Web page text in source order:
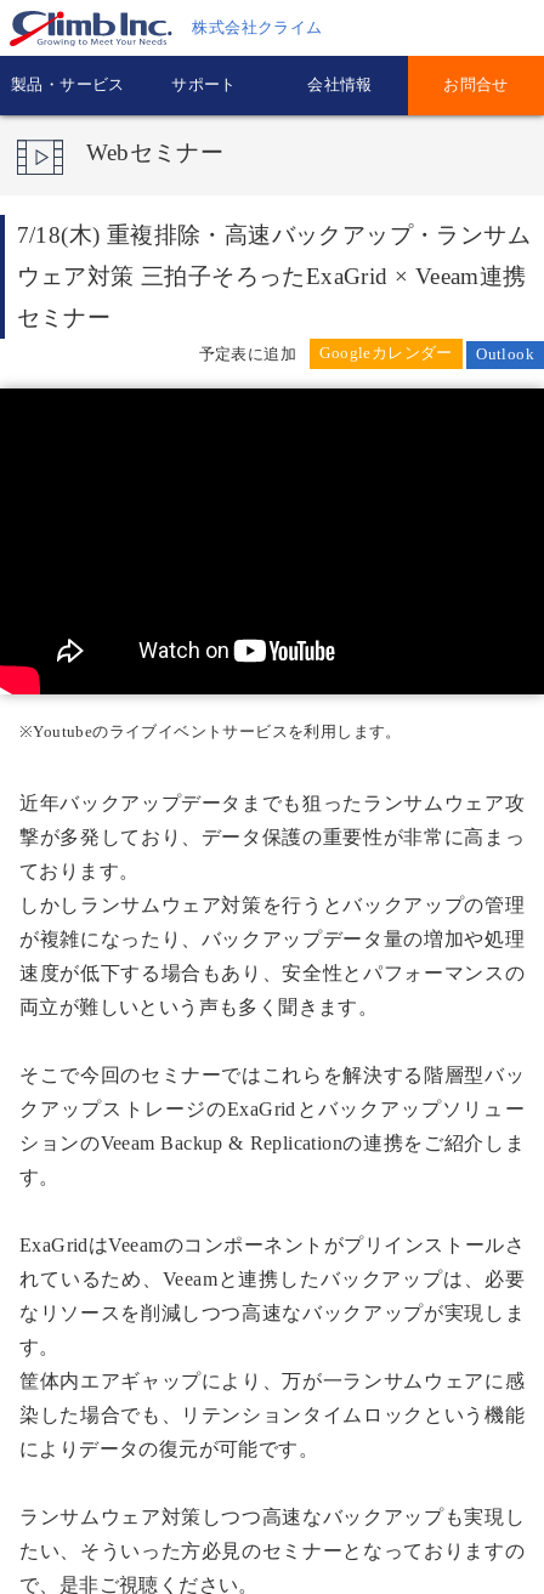
株式会社クライム
製品・サービス サポート 会社情報 お問合せ
Webセミナー
7/18(木) 重複排除・高速バックアップ・ランサム
ウェア対策 三拍子そろったExaGrid × Veeam連携
セミナー
予定表に追加 Outlook
※Youtubeのライブイベントサービスを利用します。
近年バックアップデータまでも狙ったランサムウェア攻
撃が多発しており、データ保護の重要性が非常に高まっ
ております。
しかしランサムウェア対策を行うとバックアップの管理
が複雑になったり、バックアップデータ量の増加や処理
速度が低下する場合もあり、安全性とパフォーマンスの
両立が難しいという声も多く聞きます。
そこで今回のセミナーではこれらを解決する階層型バッ
クアップストレージのExaGridとバックアップソリュー
ションのVeeam Backup & Replicationの連携をご紹介しま
す。
ExaGridはVeeamのコンポーネントがプリインストールさ
れているため、Veeamと連携したバックアップは、必要
なリソースを削減しつつ高速なバックアップが実現しま
す。
筐体内エアギャップにより、万が一ランサムウェアに感
染した場合でも、リテンションタイムロックという機能
によりデータの復元が可能です。
ランサムウェア対策しつつ高速なバックアップも実現し
たい、そういった方必見のセミナーとなっておりますの
で、是非ご視聴ください。